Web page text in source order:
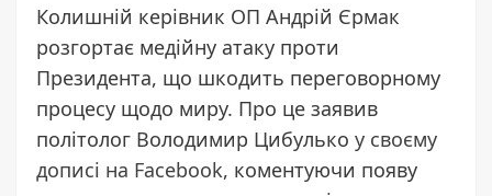
Колишній керівник ОП Андрій Єрмак
розгортає медійну атаку проти
Президента, що шкодить переговорному
процесу щодо миру. Про це заявив
політолог Володимир Цибулько у своєму
дописі на Facebook, коментуючи появу